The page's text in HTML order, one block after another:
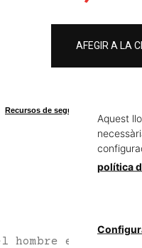
AFEGIR A LA
Recursos de seguretat del producte
hombre en la
Aquest
política